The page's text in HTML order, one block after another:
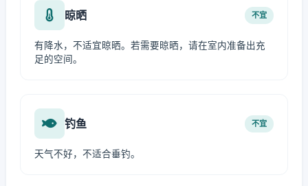
晾晒 不宜
有降水，不适宜晾晒。若需要晾晒，请在室内准备出充
足的空间。
钓鱼 不宜
天气不好，不适合垂钓。